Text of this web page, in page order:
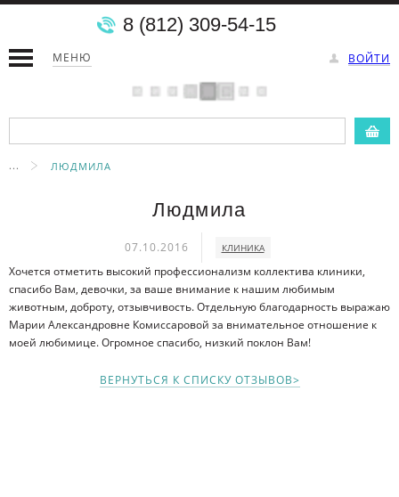
МЕНЮ ВОЙТИ
8 (812) 309-54-15
... ЛЮДМИЛА
Людмила
07.10.2016 КЛИНИКА
Хочется отметить высокий профессионализм коллектива клиники,
спасибо Вам, девочки, за ваше внимание к нашим любимым
животным, доброту, отзывчивость. Отдельную благодарность выражаю
Марии Александровне Комиссаровой за внимательное отношение к
моей любимице. Огромное спасибо, низкий поклон Вам!
ВЕРНУТЬСЯ К СПИСКУ ОТЗЫВОВ